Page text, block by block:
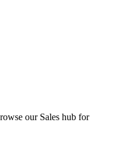
our Sales hub for